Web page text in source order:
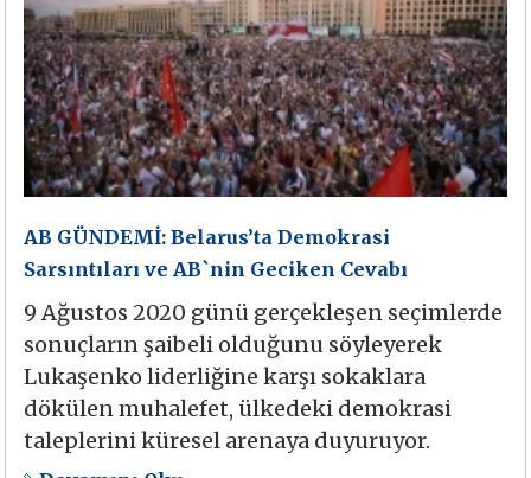
AB GÜNDEMİ: Belarus’ta Demokrasi
Sarsıntıları ve AB`nin Geciken Cevabı
9 Ağustos 2020 günü gerçekleşen seçimlerde
sonuçların şaibeli olduğunu söyleyerek
Lukaşenko liderliğine karşı sokaklara
dökülen muhalefet, ülkedeki demokrasi
taleplerini küresel arenaya duyuruyor.